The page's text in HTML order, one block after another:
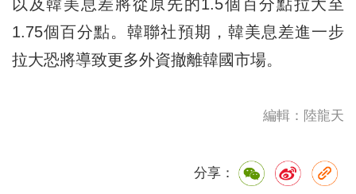
以及韓美息差將從原先的1.5個百分點拉大至
1.75個百分點。韓聯社預期，韓美息差進一步
拉大恐將導致更多外資撤離韓國市場。
編輯：陸龍天
分享：